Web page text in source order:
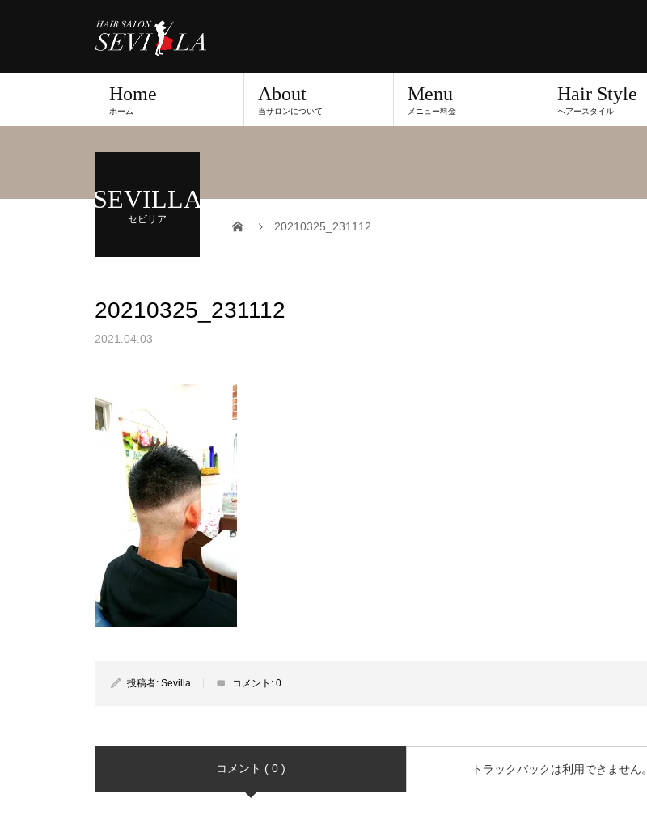
Home
ホーム
About
当サロンについて
Menu
メニュー料金
Hair Style
ヘアースタイル
SEVILLA
セビリア
20210325_231112
20210325_231112
2021.04.03
投稿者: Sevilla コメント: 0
コメント ( 0 ) トラックバックは利用できません。